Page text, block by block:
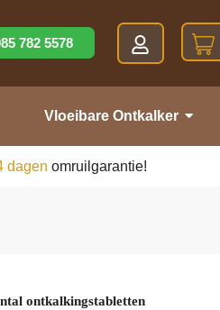
782 5578
Vloeibare Ontkalker
dagen omruilgarantie!
ontkalkingstabletten